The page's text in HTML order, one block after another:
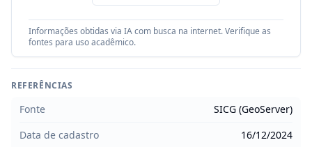
Informações obtidas via IA com busca na internet. Verifique as
fontes para uso acadêmico.
REFERÊNCIAS
Fonte
SICG (GeoServer)
Data de cadastro
16/12/2024